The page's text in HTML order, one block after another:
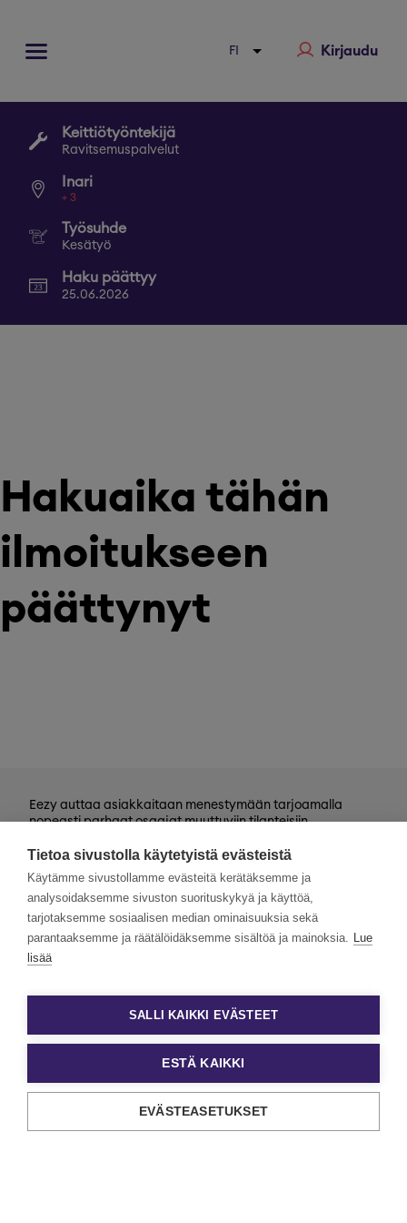
Kirjaudu
Keittiötyöntekijä
Ravitsemuspalvelut
Inari
+ 3
Työsuhde
Kesätyö
Haku päättyy
25.06.2026
Hakuaika tähän
ilmoitukseen
päättynyt
Eezy auttaa asiakkaitaan menestymään tarjoamalla
nopeasti parhaat osaajat muuttuviin tilanteisiin
kevytyrittäjyys ja muut työelämän
asiantuntijapalvelumme tarjoavat monipuolisimmat keinot
työn ja tekijöiden kohtaamiseen.
Haluamme rakentaa monimuotoista ja yhdenvertaista
Eezyä. Toivomme hakemuksia kaikenlaisista taustoista
tulevilta päteviltä hakijoilta. Noudatamme aina tasa-
arvoista ja läpinäkyvää rekrytointiprosessia. Uskomme
Tietoa sivustolla käytetyistä evästeistä
Käytämme sivustollamme evästeitä kerätäksemme ja
analysoidaksemme sivuston suorituskykyä ja käyttöä,
tarjotaksemme sosiaalisen median ominaisuuksia sekä
parantaaksemme ja räätälöidäksemme sisältöä ja mainoksia. Lue
lisää
SALLI KAIKKI EVÄSTEET
ESTÄ KAIKKI
EVÄSTEASETUKSET